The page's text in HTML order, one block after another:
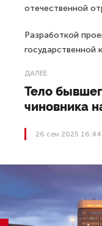
отечественной
Разработкой
государственной
ДАЛЕЕ
Тело
чиновника
26 сен 2025 16:44